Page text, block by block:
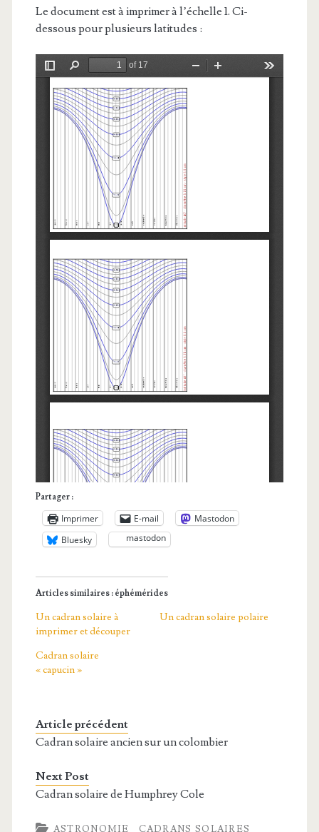
Le document est à imprimer à l’échelle 1. Ci-
dessous pour plusieurs latitudes :
Partager :
Imprimer E-mail
Mastodon
Bluesky
mastodon
Articles similaires : éphémérides
Un cadran solaire à
imprimer et découper
Un cadran solaire polaire
Cadran solaire
« capucin »
Article précédent
Cadran solaire ancien sur un colombier
Next Post
Cadran solaire de Humphrey Cole
ASTRONOMIE CADRANS SOLAIRES